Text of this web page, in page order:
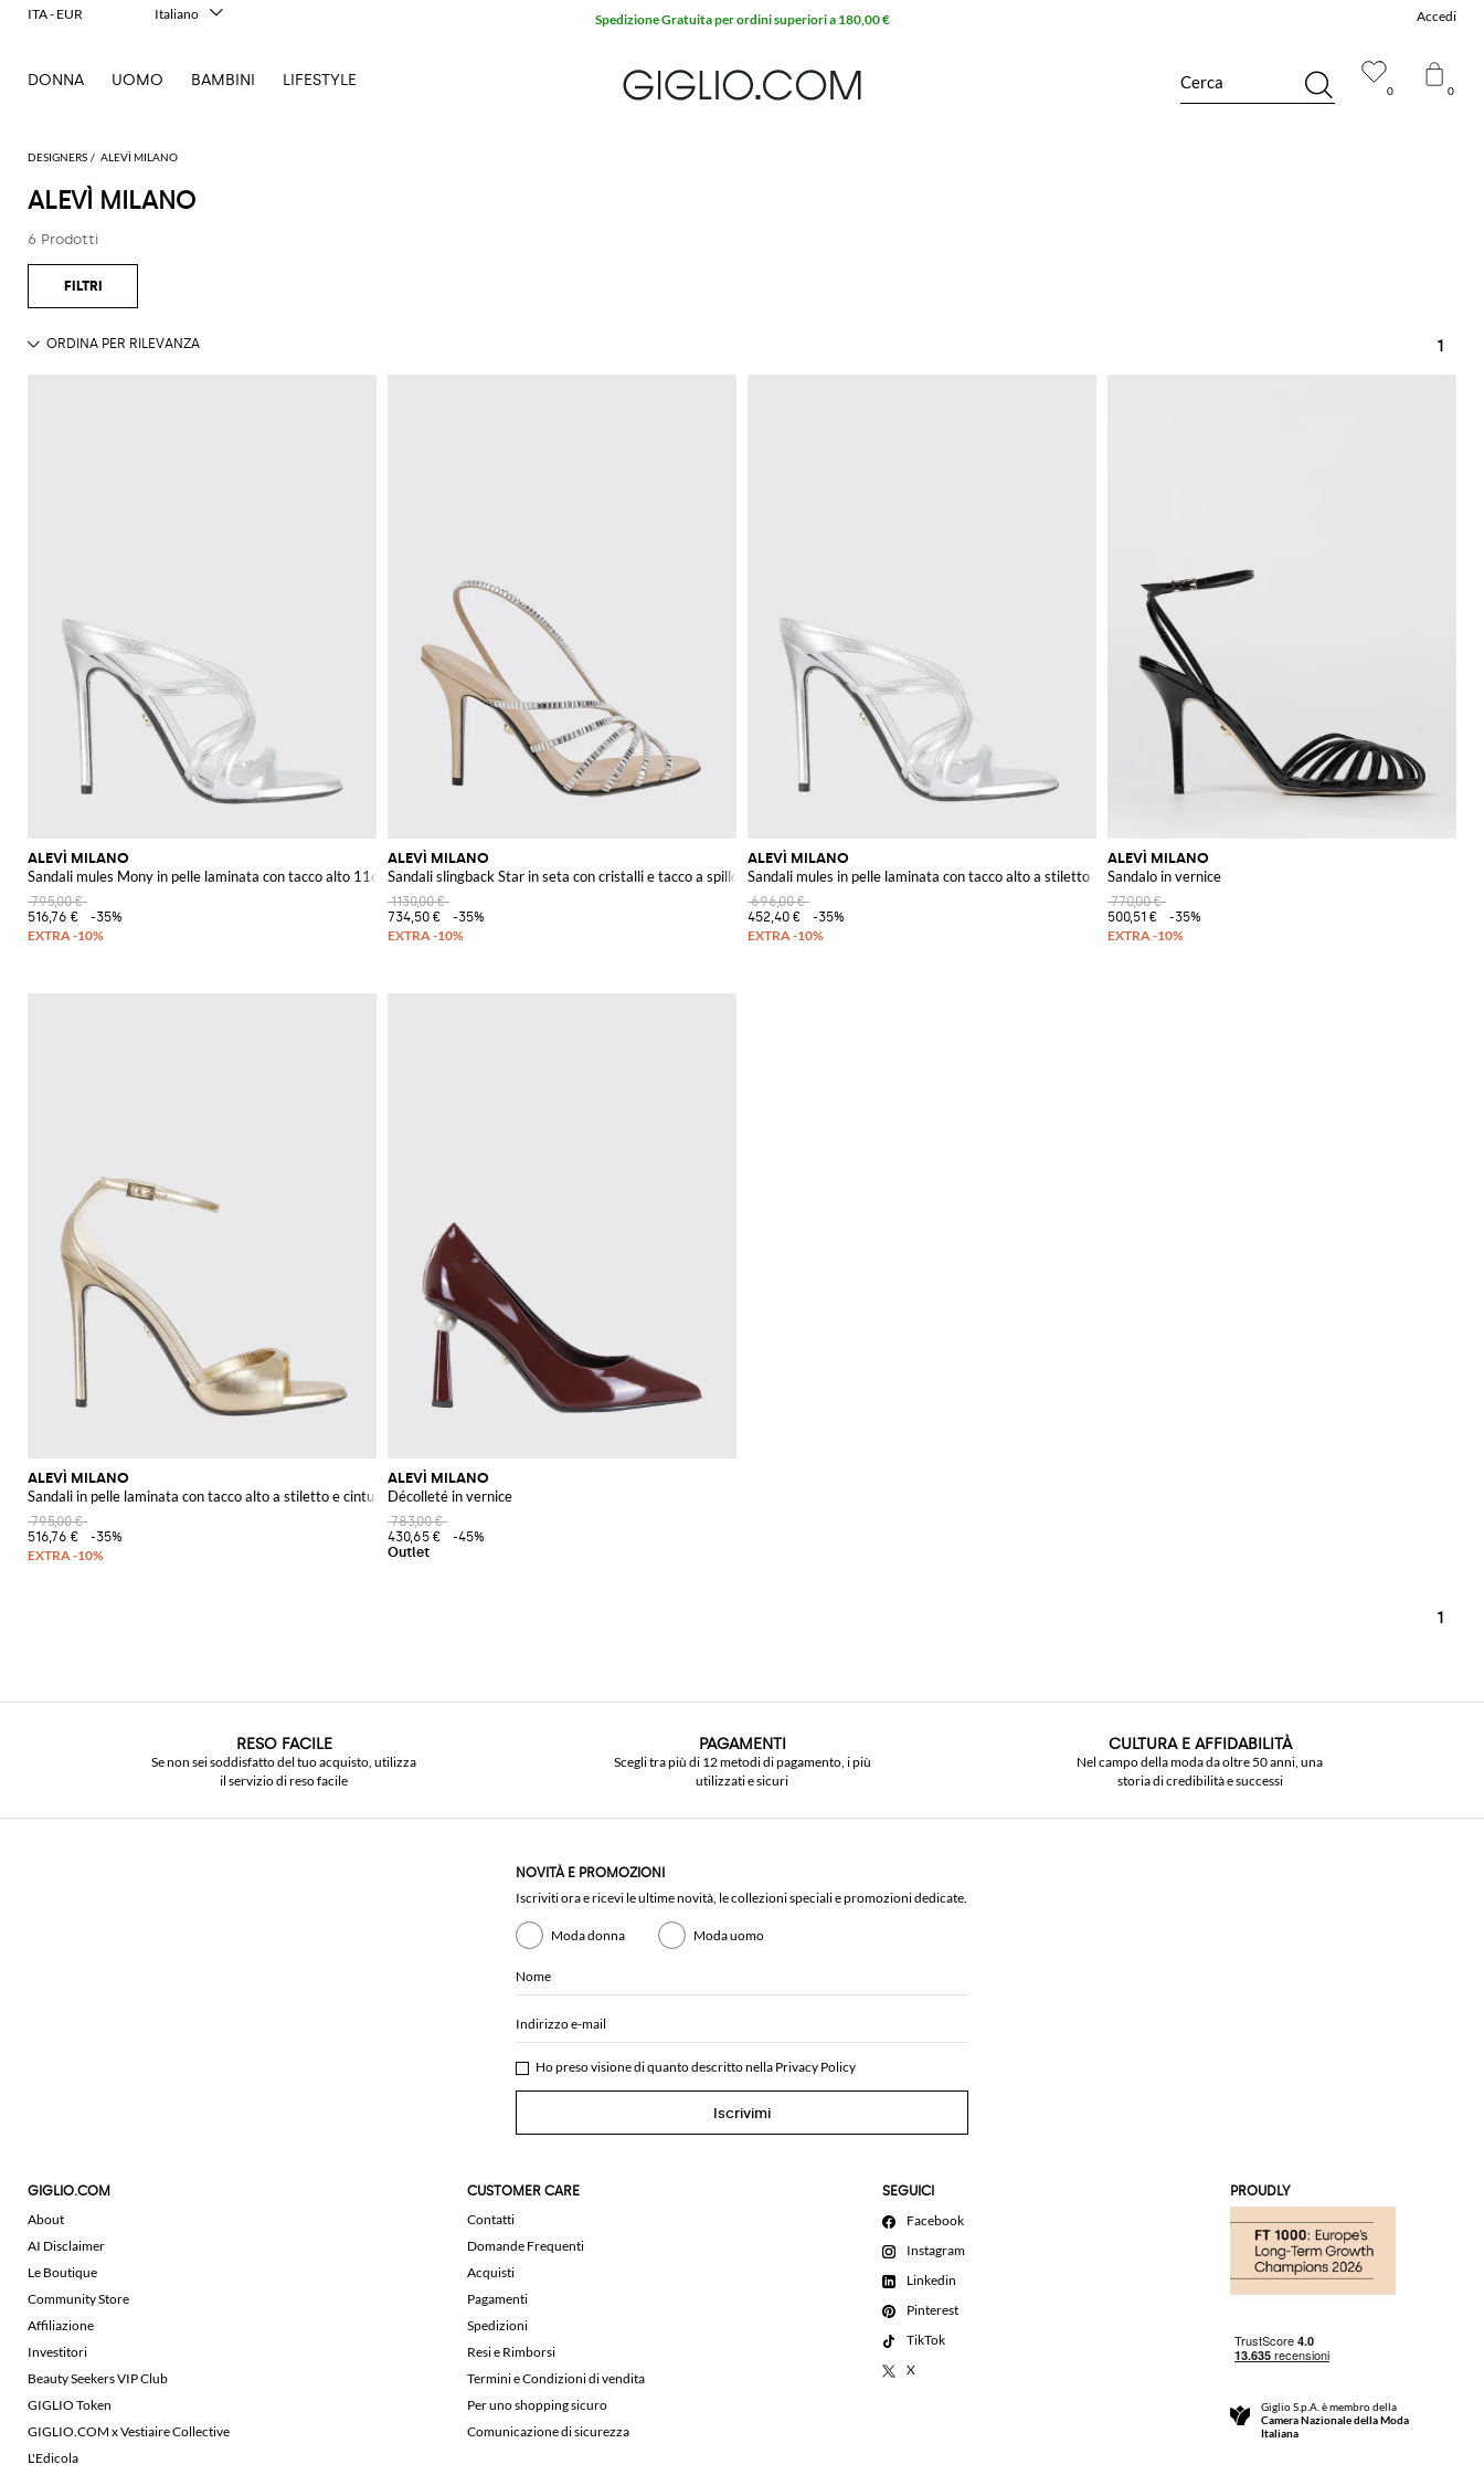
DESIGNERS ALEVÌ MILANO
ALEVÌ MILANO
6 Prodotti
1
ALEVÌ MILANO
Sandali mules Mony in pelle laminata con tacco alto 11cm
795,00 €
516,76 €
-35%
ALEVÌ MILANO
Sandali slingback Star in seta con cristalli e tacco a spillo
1130,00 €
734,50 €
-35%
ALEVÌ MILANO
Sandali mules in pelle laminata con tacco alto a stiletto
696,00 €
452,40 €
-35%
ALEVÌ MILANO
Sandalo in vernice
770,00 €
500,51 €
-35%
ALEVÌ MILANO
Sandali in pelle laminata con tacco alto a stiletto e cinturino alla caviglia
795,00 €
516,76 €
-35%
ALEVÌ MILANO
Décolleté in vernice
783,00 €
430,65 €
-45%
1
0 0
Cerca
Accedi
DONNA UOMO BAMBINI LIFESTYLE
Spedizione Gratuita per ordini superiori a 180,00 €
ITA - EUR
Italiano
Deutsch
日本語
Русский
RESO FACILE
Se non sei soddisfatto del tuo acquisto, utilizza
il servizio di reso facile
PAGAMENTI
Scegli tra più di 12 metodi di pagamento, i più
utilizzati e sicuri
CULTURA E AFFIDABILITÀ
Nel campo della moda da oltre 50 anni, una
storia di credibilità e successi
NOVITÀ E PROMOZIONI
Iscriviti ora e ricevi le ultime novità, le collezioni speciali e promozioni dedicate.
Moda donna Moda uomo
Nome
Indirizzo e-mail
Ho preso visione di quanto descritto nella Privacy Policy
Iscrivimi
GIGLIO.COM
About
AI Disclaimer
Le Boutique
Community Store
Affiliazione
Investitori
Beauty Seekers VIP Club
GIGLIO Token
GIGLIO.COM x Vestiaire Collective
L'Edicola
CUSTOMER CARE
Contatti
Domande Frequenti
Acquisti
Pagamenti
Spedizioni
Resi e Rimborsi
Termini e Condizioni di vendita
Per uno shopping sicuro
Comunicazione di sicurezza
SEGUICI
Facebook
Instagram
Linkedin
Pinterest
TikTok
X
PROUDLY
Giglio S.p.A. è membro della
Camera Nazionale della Moda
Italiana